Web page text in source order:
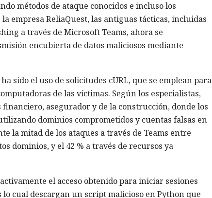
métodos de ataque conocidos e incluso los
la empresa ReliaQuest, las antiguas tácticas, incluidas
a través de Microsoft Teams, ahora se
encubierta de datos maliciosos mediante
sido el uso de solicitudes cURL, que se emplean para
de las víctimas. Según los especialistas,
financiero, asegurador y de la construcción, donde los
dominios comprometidos y cuentas falsas en
la mitad de los ataques a través de Teams entre
dominios, y el 42 % a través de recursos ya
el acceso obtenido para iniciar sesiones
cual descargan un script malicioso en Python que